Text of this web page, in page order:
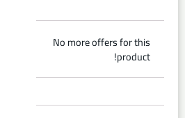
No more offers for this
product!